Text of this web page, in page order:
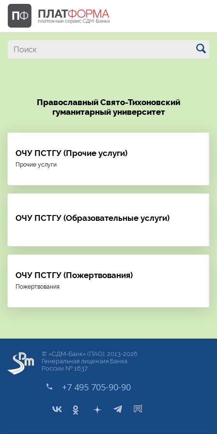
Православный Свято-Тихоновский
гуманитарный университет
ОЧУ ПСТГУ (Прочие услуги)
Прочие услуги
ОЧУ ПСТГУ (Образовательные услуги)
ОЧУ ПСТГУ (Пожертвования)
Пожертвования
© «СДМ-Банк» (ПАО), 2013-2026
Генеральная лицензия Банка
России № 1637
+7 495 705-90-90